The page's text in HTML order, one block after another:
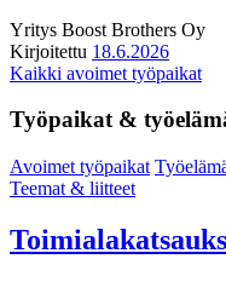
Yritys Boost Brothers Oy
Kirjoitettu 18.6.2026
Kaikki avoimet työpaikat
Työpaikat &
Avoimet työpaikat
Teemat & liitteet